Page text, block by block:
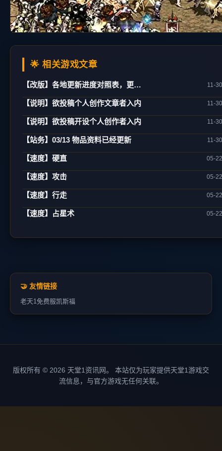
🌟 相关游戏文章
【改版】各地更新进度对照表，更新日期：02/21 11-30
【说明】欲投稿个人创作文章者入内 11-30
【说明】欲投稿开设个人创作者入内 11-30
【站务】03/13 物品资料已经更新 11-30
【速度】硬直 05-22
【速度】攻击 05-22
【速度】行走 05-22
【速度】占星术 05-22
🤝 友情链接
老天1免费服凯斯福
版权所有 © 2026 天堂1资讯网。 本站仅为玩家提供天堂1游戏交
流信息，与官方游戏无任何关联。